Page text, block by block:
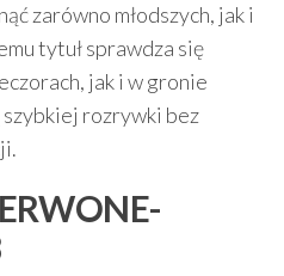
zarówno młodszych, jak i
tytuł sprawdza się
jak i w gronie
szybkiej rozrywki bez